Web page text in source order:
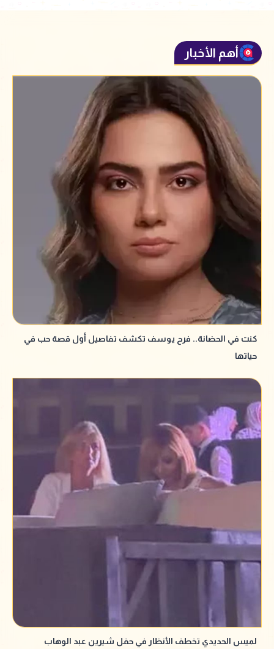
أهم الأخبار
كنت في الحضانة.. فرح يوسف تكشف تفاصيل أول قصة حب في
حياتها
لميس الحديدي تخطف الأنظار في حفل شيرين عبد الوهاب